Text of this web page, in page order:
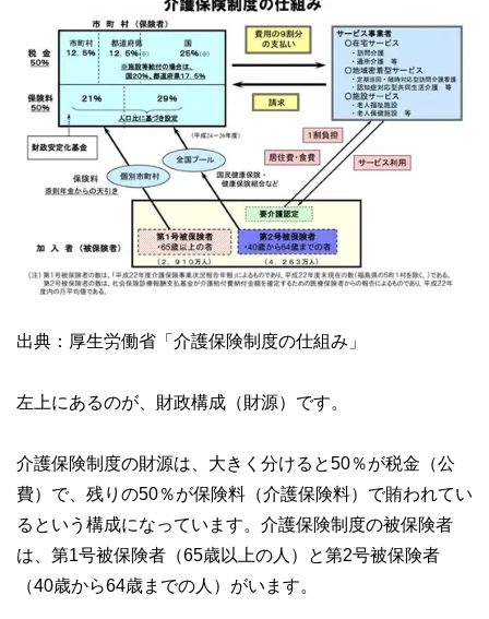
出典：厚生労働省「介護保険制度の仕組み」
左上にあるのが、財政構成（財源）です。
介護保険制度の財源は、大きく分けると50％が税金（公
費）で、残りの50％が保険料（介護保険料）で賄われてい
るという構成になっています。介護保険制度の被保険者
は、第1号被保険者（65歳以上の人）と第2号被保険者
（40歳から64歳までの人）がいます。